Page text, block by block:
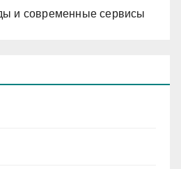
и современные сервисы